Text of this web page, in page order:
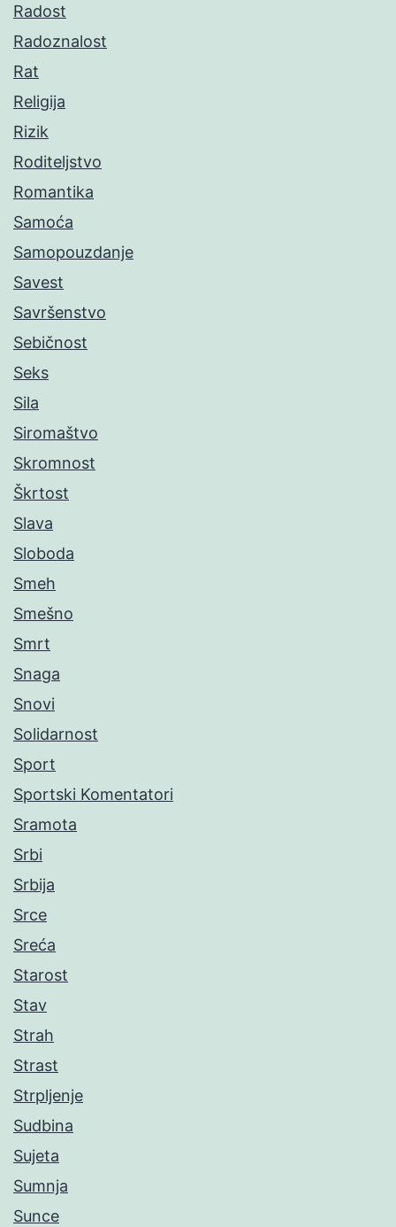
Radost
Radoznalost
Rat
Religija
Rizik
Roditeljstvo
Romantika
Samoća
Samopouzdanje
Savest
Savršenstvo
Sebičnost
Seks
Sila
Siromaštvo
Skromnost
Škrtost
Slava
Sloboda
Smeh
Smešno
Smrt
Snaga
Snovi
Solidarnost
Sport
Sportski Komentatori
Sramota
Srbi
Srbija
Srce
Sreća
Starost
Stav
Strah
Strast
Strpljenje
Sudbina
Sujeta
Sumnja
Sunce